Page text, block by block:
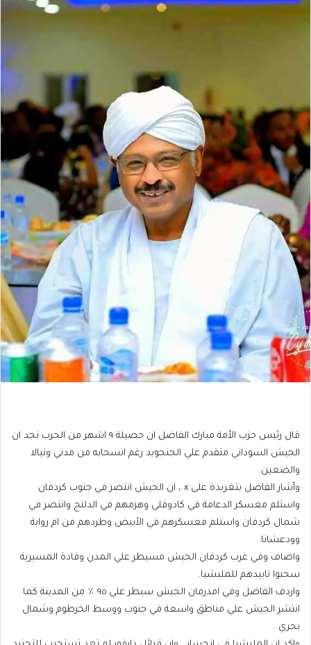
قال رئيس حزب الأمة مبارك الفاضل ان حصيلة ٩ اشهر من الحرب نجد ان
الجيش السوداني متقدم علي الجنجويد رغم انسحابه من مدني ونيالا
والضعين.
وأشار الفاضل بتغريدة على x ، ان الجيش انتصر في جنوب كردفان
واستلم معسكر الدعامة في كادوقلي وهزمهم في الدلنج وانتصر في
شمال كردفان واستلم معسكرهم في الأبيض وطردهم من ام روابة
وودعشانا.
واضاف وفي غرب كردفان الجيش مسيطر علي المدن وقادة المسيرية
سحبوا تاييدهم للمليشيا.
واردف الفاضل وفي امدرمان الجيش سيطر علي ٩٥ ٪ من المدينة كما
انتشر الجيش علي مناطق واسعة في جنوب ووسط الخرطوم وشمال
بحري .